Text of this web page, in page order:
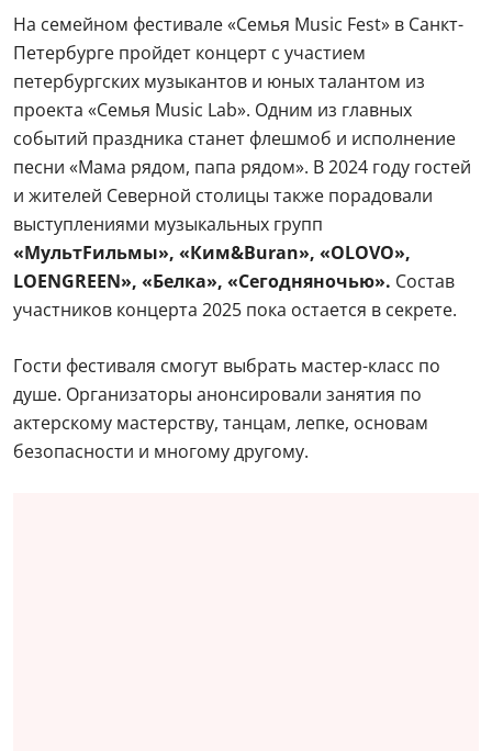
На семейном фестивале «Семья Music Fest» в Санкт-
Петербурге пройдет концерт с участием
петербургских музыкантов и юных талантом из
проекта «Семья Music Lab». Одним из главных
событий праздника станет флешмоб и исполнение
песни «Мама рядом, папа рядом». В 2024 году гостей
и жителей Северной столицы также порадовали
выступлениями музыкальных групп
«МультFильмы», «Ким&Buran», «OLOVO»,
LOENGREEN», «Белка», «Сегодняночью». Состав
участников концерта 2025 пока остается в секрете.
Гости фестиваля смогут выбрать мастер-класс по
душе. Организаторы анонсировали занятия по
актерскому мастерству, танцам, лепке, основам
безопасности и многому другому.